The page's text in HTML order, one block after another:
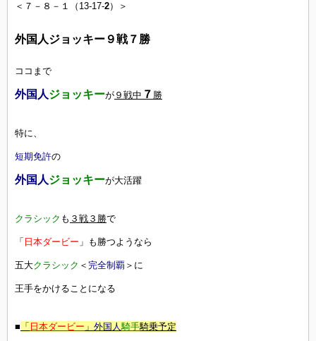
＜７－８－１（13-17-2）＞
外国人ジョッキー９戦７勝
ココまで
外国人ジョッキーが ９戦中 ７ 勝
特に、
短期免許の
外国人ジョッキーが大活躍
クラシック も ３戦３勝で
「 日本ダービー 」も勝つようなら
五大クラシック ＜ 完全制覇 ＞に
王手をかけることになる
■ 「 日本ダービー 」 外国人 騎手騎乗予定